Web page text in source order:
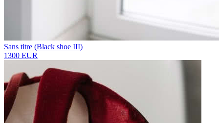
Sans titre (Black shoe III)
1300 EUR